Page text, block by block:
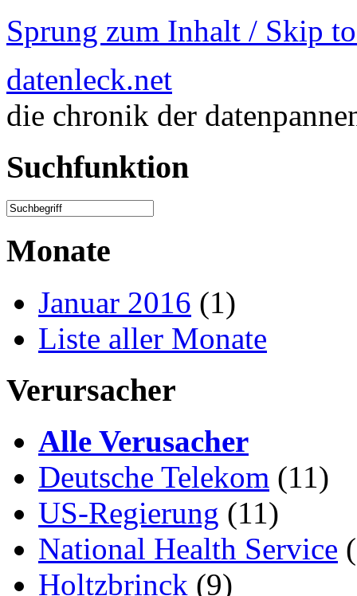
Sprung zum Inhalt / Skip
datenleck.net
die chronik der
Suchfunktion
Monate
Januar 2016 (1)
Liste aller Monate
Verursacher
Alle Verusacher
Deutsche Telekom (11)
US-Regierung (11)
National Health Service
Holtzbrinck (9)